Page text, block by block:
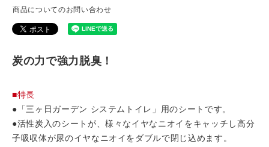
商品についてのお問い合わせ
炭の力で強力脱臭！
■特長
●「三ヶ日ガーデン システムトイレ」用のシートです。
●活性炭入のシートが、様々なイヤなニオイをキャッチし高分
子吸収体が尿のイヤなニオイをダブルで閉じ込めます。